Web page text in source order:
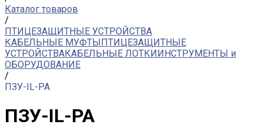
Каталог товаров
/
ПТИЦЕЗАЩИТНЫЕ УСТРОЙСТВА
КАБЕЛЬНЫЕ МУФТЫПТИЦЕЗАЩИТНЫЕ
УСТРОЙСТВАКАБЕЛЬНЫЕ ЛОТКИИНСТРУМЕНТЫ и
ОБОРУДОВАНИЕ
/
ПЗУ-IL-PA
ПЗУ-IL-PA